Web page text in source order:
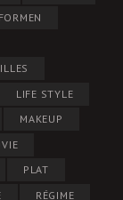
FORMEN
LIFE STYLE
MAKEUP
PLAT
RÉGIME